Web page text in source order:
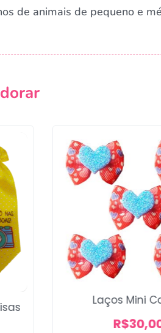
de animais de pequeno e
Laços Mini
R$
Campanha lançada